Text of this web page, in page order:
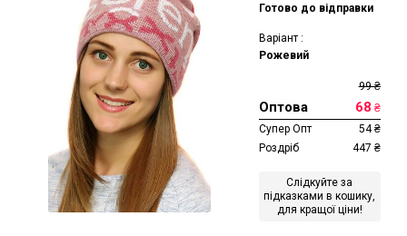
Готово до відправки
Варіант :
Рожевий
99 ₴
Оптова 68 ₴
Супер Опт
54₴
Роздріб
447 ₴
Слідкуйте за
підказками в кошику,
для кращої ціни!